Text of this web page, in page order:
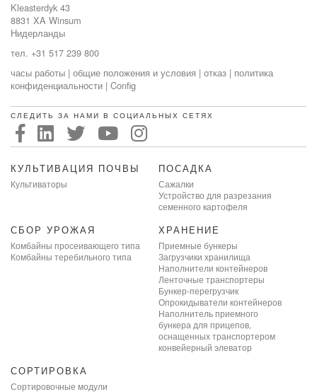
Kleasterdyk 43
8831 XA Winsum
Нидерланды
тел. +31 517 239 800
часы работы | общие положения и условия | отказ | политика
конфиденциальности | Config
СЛЕДИТЬ ЗА НАМИ В СОЦИАЛЬНЫХ СЕТЯХ
КУЛЬТИВАЦИЯ ПОЧВЫ
Культиваторы
ПОСАДКА
Сажалки
Устройство для разрезания
семенного картофеля
СБОР УРОЖАЯ
Комбайны просеивающего типа
Комбайны теребильного типа
ХРАНЕНИЕ
Приемные бункеры
Загрузчики хранилища
Наполнители контейнеров
Ленточные транспортеры
Бункер-перегрузчик
Опрокидыватели контейнеров
Наполнитель приемного
бункера для прицепов,
оснащенных транспортером
конвейерный элеватор
СОРТИРОВКА
Сортировочные модули